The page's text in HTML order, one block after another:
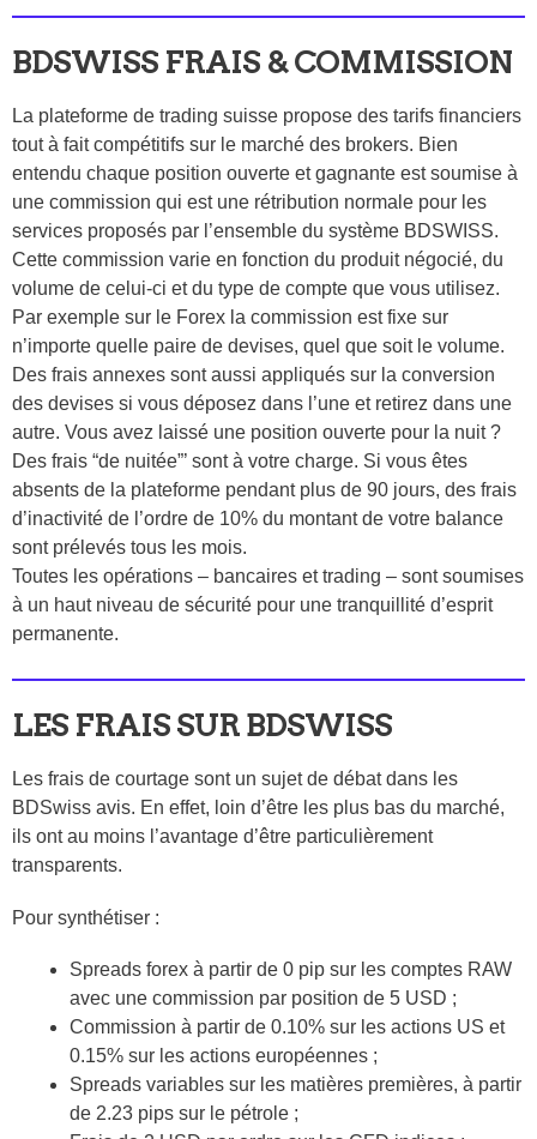
BDSWISS FRAIS & COMMISSION
La plateforme de trading suisse propose des tarifs financiers
tout à fait compétitifs sur le marché des brokers. Bien
entendu chaque position ouverte et gagnante est soumise à
une commission qui est une rétribution normale pour les
services proposés par l’ensemble du système BDSWISS.
Cette commission varie en fonction du produit négocié, du
volume de celui-ci et du type de compte que vous utilisez.
Par exemple sur le Forex la commission est fixe sur
n’importe quelle paire de devises, quel que soit le volume.
Des frais annexes sont aussi appliqués sur la conversion
des devises si vous déposez dans l’une et retirez dans une
autre. Vous avez laissé une position ouverte pour la nuit ?
Des frais “de nuitée”’ sont à votre charge. Si vous êtes
absents de la plateforme pendant plus de 90 jours, des frais
d’inactivité de l’ordre de 10% du montant de votre balance
sont prélevés tous les mois.
Toutes les opérations – bancaires et trading – sont soumises
à un haut niveau de sécurité pour une tranquillité d’esprit
permanente.
LES FRAIS SUR BDSWISS
Les frais de courtage sont un sujet de débat dans les
BDSwiss avis. En effet, loin d’être les plus bas du marché,
ils ont au moins l’avantage d’être particulièrement
transparents.
Pour synthétiser :
Spreads forex à partir de 0 pip sur les comptes RAW
avec une commission par position de 5 USD ;
Commission à partir de 0.10% sur les actions US et
0.15% sur les actions européennes ;
Spreads variables sur les matières premières, à partir
de 2.23 pips sur le pétrole ;